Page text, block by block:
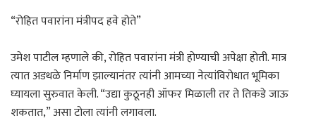
“रोहित पवारांना मंत्रीपद हवे होते”
उमेश पाटील म्हणाले की, रोहित पवारांना मंत्री होण्याची अपेक्षा होती. मात्र
त्यात अडथळे निर्माण झाल्यानंतर त्यांनी आमच्या नेत्यांविरोधात भूमिका
घ्यायला सुरुवात केली. “उद्या कुठूनही ऑफर मिळाली तर ते तिकडे जाऊ
शकतात,” असा टोला त्यांनी लगावला.